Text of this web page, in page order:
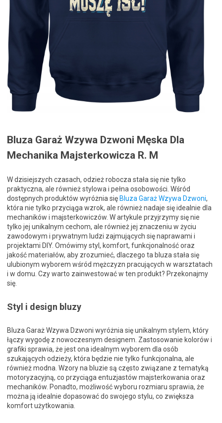
Bluza Garaż Wzywa Dzwoni Męska Dla
Mechanika Majsterkowicza R. M
W dzisiejszych czasach, odzież robocza stała się nie tylko
praktyczna, ale również stylowa i pełna osobowości. Wśród
dostępnych produktów wyróżnia się Bluza Garaż Wzywa Dzwoni,
która nie tylko przyciąga wzrok, ale również nadaje się idealnie dla
mechaników i majsterkowiczów. W artykule przyjrzymy się nie
tylko jej unikalnym cechom, ale również jej znaczeniu w życiu
zawodowym i prywatnym ludzi zajmujących się naprawami i
projektami DIY. Omówimy styl, komfort, funkcjonalność oraz
jakość materiałów, aby zrozumieć, dlaczego ta bluza stała się
ulubionym wyborem wśród mężczyzn pracujących w warsztatach
i w domu. Czy warto zainwestować w ten produkt? Przekonajmy
się.
Styl i design bluzy
Bluza Garaż Wzywa Dzwoni wyróżnia się unikalnym stylem, który
łączy wygodę z nowoczesnym designem. Zastosowanie kolorów i
grafiki sprawia, że jest ona idealnym wyborem dla osób
szukających odzieży, która będzie nie tylko funkcjonalna, ale
również modna. Wzory na bluzie są często związane z tematyką
motoryzacyjną, co przyciąga entuzjastów majsterkowania oraz
mechaników. Ponadto, możliwość wyboru rozmiaru sprawia, że
można ją idealnie dopasować do swojego stylu, co zwiększa
komfort użytkowania.